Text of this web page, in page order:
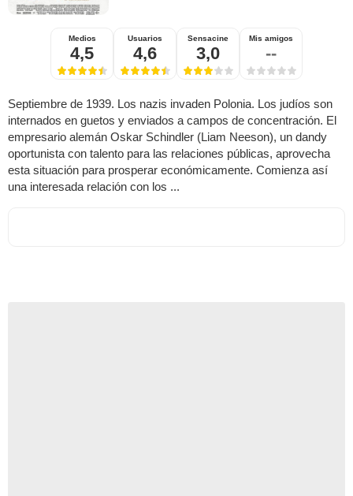
Medios
4,5
Usuarios
4,6
Sensacine
3,0
Mis amigos
--
Septiembre de 1939. Los nazis invaden Polonia. Los judíos son
internados en guetos y enviados a campos de concentración. El
empresario alemán Oskar Schindler (Liam Neeson), un dandy
oportunista con talento para las relaciones públicas, aprovecha
esta situación para prosperar económicamente. Comienza así
una interesada relación con los ...